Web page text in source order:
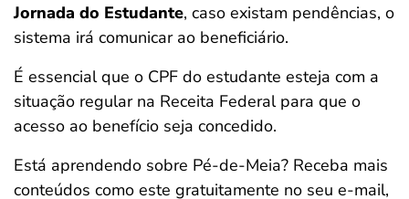
Jornada do Estudante, caso existam pendências, o
sistema irá comunicar ao beneficiário.
É essencial que o CPF do estudante esteja com a
situação regular na Receita Federal para que o
acesso ao benefício seja concedido.
Está aprendendo sobre Pé-de-Meia? Receba mais
conteúdos como este gratuitamente no seu e-mail,